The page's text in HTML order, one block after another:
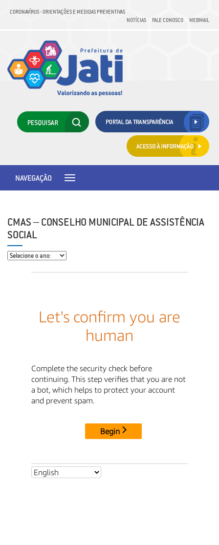
CORONAVÍRUS - ORIENTAÇÕES E MEDIDAS PREVENTIVAS
NOTÍCIAS
FALE CONOSCO WEBMAIL
Toggle
NAVEGAÇÃO
CMAS – CONSELHO MUNICIPAL DE ASSISTÊNCIA
SOCIAL